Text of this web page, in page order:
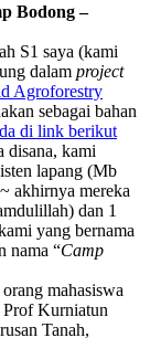
Bodong –
S1 saya (kami
dalam project
Agroforestry
sebagai bahan
di link berikut
disana, kami
lapang (Mb
akhirnya mereka
dan 1
yang bernama
nama “Camp
mahasiswa
Prof Kurniatun
Tanah,